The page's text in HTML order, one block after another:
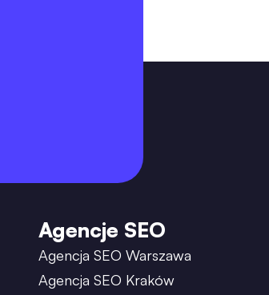
Agencje SEO
Agencja SEO Warszawa
Agencja SEO Kraków